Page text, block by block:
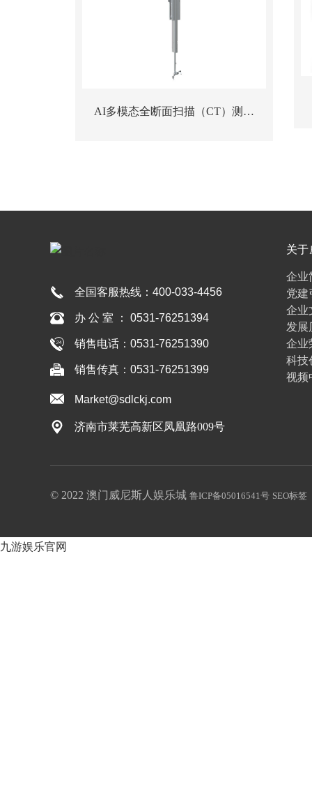
AI多模态全断面扫描（CT）测流
全国客服热线： 400-033-4456
办 公 室 ： 0531-76251394
销售电话：0531-76251390
销售传真：0531-76251399
Market@sdlckj.com
济南市莱芜高新区凤凰路009号
关于
企业
党建
企业
发展
企业
科技
视频
© 2022 澳门威尼斯人娱乐城 鲁ICP备05016541号 SEO标签
九游娱乐官网